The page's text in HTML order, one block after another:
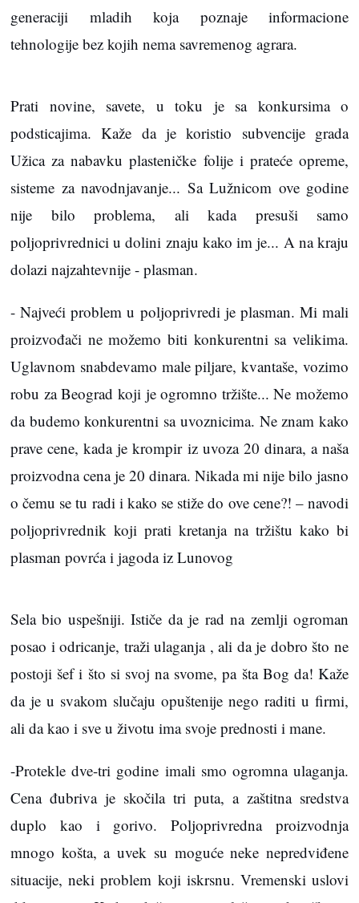
generaciji mladih koja poznaje informacione
tehnologije bez kojih nema savremenog agrara.
Prati novine, savete, u toku je sa konkursima o
podsticajima. Kaže da je koristio subvencije grada
Užica za nabavku plasteničke folije i prateće opreme,
sisteme za navodnjavanje... Sa Lužnicom ove godine
nije bilo problema, ali kada presuši samo
poljoprivrednici u dolini znaju kako im je... A na kraju
dolazi najzahtevnije - plasman.
- Najveći problem u poljoprivredi je plasman. Mi mali
proizvođači ne možemo biti konkurentni sa velikima.
Uglavnom snabdevamo male piljare, kvantaše, vozimo
robu za Beograd koji je ogromno tržište... Ne možemo
da budemo konkurentni sa uvoznicima. Ne znam kako
prave cene, kada je krompir iz uvoza 20 dinara, a naša
proizvodna cena je 20 dinara. Nikada mi nije bilo jasno
o čemu se tu radi i kako se stiže do ove cene?! – navodi
poljoprivrednik koji prati kretanja na tržištu kako bi
plasman povrća i jagoda iz Lunovog
Sela bio uspešniji. Ističe da je rad na zemlji ogroman
posao i odricanje, traži ulaganja , ali da je dobro što ne
postoji šef i što si svoj na svome, pa šta Bog da! Kaže
da je u svakom slučaju opuštenije nego raditi u firmi,
ali da kao i sve u životu ima svoje prednosti i mane.
-Protekle dve-tri godine imali smo ogromna ulaganja.
Cena đubriva je skočila tri puta, a zaštitna sredstva
duplo kao i gorivo. Poljoprivredna proizvodnja
mnogo košta, a uvek su moguće neke nepredviđene
situacije, neki problem koji iskrsnu. Vremenski uslovi